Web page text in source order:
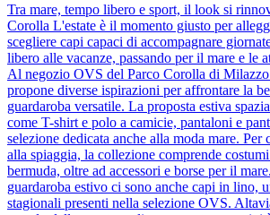
Tra mare, tempo libero e sport, il look si
Corolla L'estate è il momento giusto per
scegliere capi capaci di accompagnare
libero alle vacanze, passando per il mare e le
Al negozio OVS del Parco Corolla di
propone diverse ispirazioni per affrontare la
guardaroba versatile. La proposta estiva
come T-shirt e polo a camicie, pantaloni e
selezione dedicata anche alla moda mare. Per
alla spiaggia, la collezione comprende
bermuda, oltre ad accessori e borse per il
guardaroba estivo ci sono anche capi in lino,
stagionali presenti nella selezione OVS.